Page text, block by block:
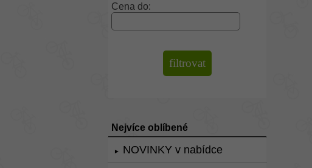
Cena do:
Nejvíce oblíbené
► NOVINKY v nabídce